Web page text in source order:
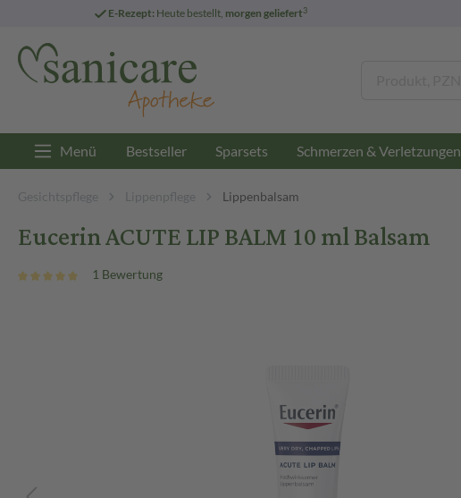
E-Rezept: Heute bestellt, morgen geliefert3
Menü Bestseller Sparsets Schmerzen & Verletzungen
Gesichtspflege Lippenpflege Lippenbalsam
Eucerin ACUTE LIP BALM 10 ml Balsam
1 Bewertung